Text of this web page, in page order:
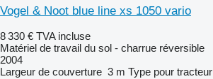
Vogel & Noot blue line xs 1050 vario
8 330 € TVA incluse
Matériel de travail du sol - charrue réversible
2004
Largeur de couverture 3 m Type pour tracteur